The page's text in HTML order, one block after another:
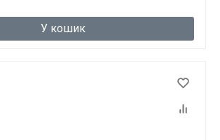
У кошик